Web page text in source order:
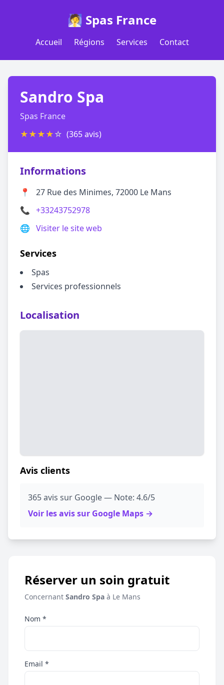
🧖 Spas France
Accueil Régions Services Contact
Sandro Spa
Spas France
★★★★☆ (365 avis)
Informations
📍
27 Rue des Minimes, 72000 Le Mans
📞 +33243752978
🌐 Visiter le site web
Services
Spas
Services professionnels
Localisation
Avis clients
365 avis sur Google — Note: 4.6/5
Voir les avis sur Google Maps →
Réserver un soin gratuit
Concernant Sandro Spa à Le Mans
Nom *
Email *